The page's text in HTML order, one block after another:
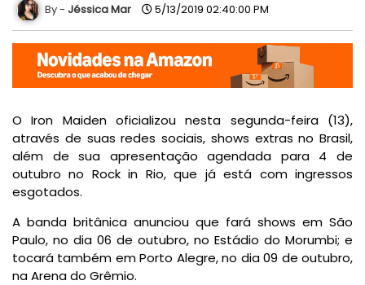
Jéssica Mar 5/13/2019 02:40:00 PM
O Iron Maiden oficializou nesta segunda-feira (13),
através de suas redes sociais, shows extras no Brasil,
além de sua apresentação agendada para 4 de
outubro no Rock in Rio, que já está com ingressos
esgotados.
A banda britânica anunciou que fará shows em São
Paulo, no dia 06 de outubro, no Estádio do Morumbi; e
tocará também em Porto Alegre, no dia 09 de outubro,
na Arena do Grêmio.